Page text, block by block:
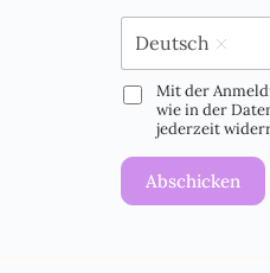
Deutsch
D
V
-
Mit der
wie in der
jederzeit
Abschicken